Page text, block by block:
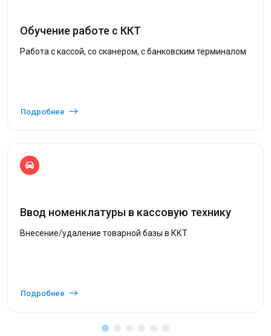
Обучение работе с ККТ
Работа с кассой, со сканером, с банковским терминалом
Подробнее
Ввод номенклатуры в кассовую технику
Внесение/удаление товарной базы в ККТ
Подробнее